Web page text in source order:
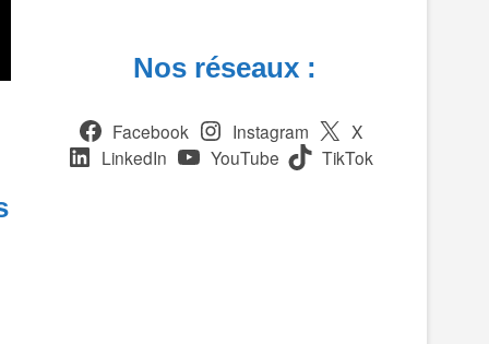
Nos réseaux :
Facebook Instagram
X
LinkedIn
YouTube TikTok